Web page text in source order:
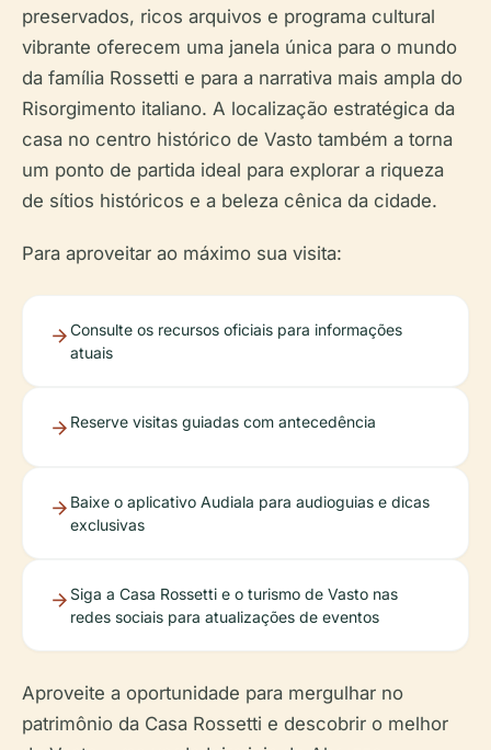
preservados, ricos arquivos e programa cultural
vibrante oferecem uma janela única para o mundo
da família Rossetti e para a narrativa mais ampla do
Risorgimento italiano. A localização estratégica da
casa no centro histórico de Vasto também a torna
um ponto de partida ideal para explorar a riqueza
de sítios históricos e a beleza cênica da cidade.
Para aproveitar ao máximo sua visita:
Consulte os recursos oficiais para informações
atuais
Reserve visitas guiadas com antecedência
Baixe o aplicativo Audiala para audioguias e dicas
exclusivas
Siga a Casa Rossetti e o turismo de Vasto nas
redes sociais para atualizações de eventos
Aproveite a oportunidade para mergulhar no
patrimônio da Casa Rossetti e descobrir o melhor